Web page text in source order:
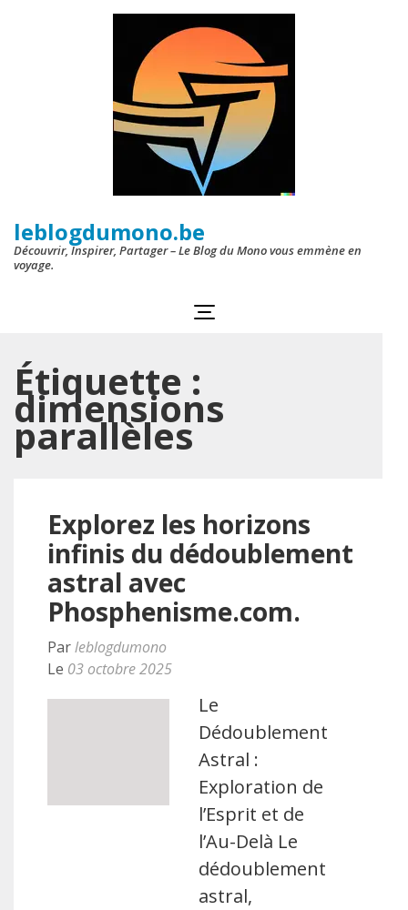
leblogdumono.be
Découvrir, Inspirer, Partager – Le Blog du Mono vous emmène en
voyage.
Étiquette :
dimensions
parallèles
Explorez les horizons
infinis du dédoublement
astral avec
Phosphenisme.com.
Parleblogdumono
Le 03 octobre 2025
Le
Dédoublement
Astral :
Exploration de
l’Esprit et de
l’Au-Delà Le
dédoublement
astral,